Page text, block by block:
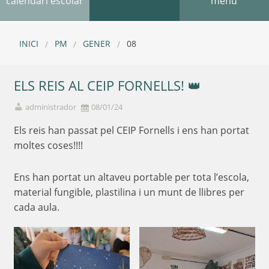
INICI PM GENER 08
ELS REIS AL CEIP FORNELLS! 👑
administrador 08/01/24
Els reis han passat pel CEIP Fornells i ens han portat
moltes coses!!!!
Ens han portat un altaveu portable per tota l’escola,
material fungible, plastilina i un munt de llibres per
cada aula.